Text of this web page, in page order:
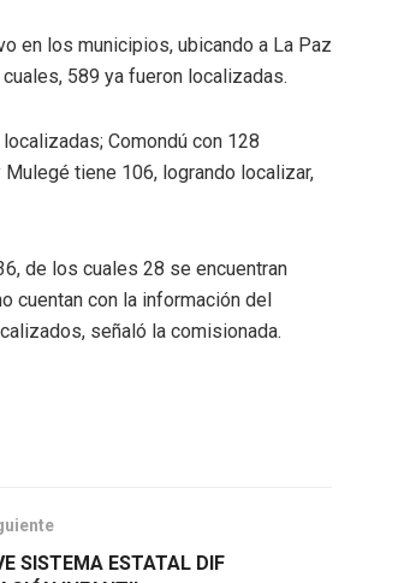
en los municipios, ubicando a La Paz
589 ya fueron localizadas.
Comondú con 128
tiene 106, logrando localizar,
de los cuales 28 se encuentran
cuentan con la información del
señaló la comisionada.
SISTEMA ESTATAL DIF